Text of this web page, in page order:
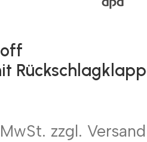
zzgl. Versand